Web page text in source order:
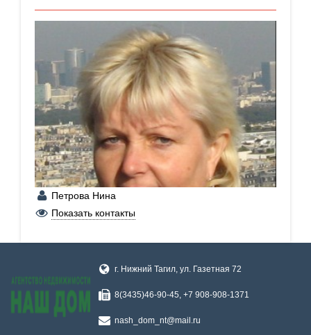
Петрова Нина
+7 (950) 206-26-84
Показать контакты
г. Нижний Тагил, ул. Газетная 72
8(3435)46-90-45, +7 908-908-1371
nash_dom_nt@mail.ru